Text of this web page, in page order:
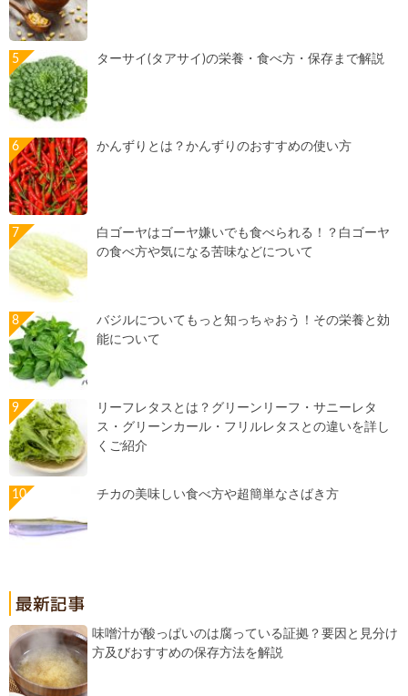
ターサイ(タアサイ)の栄養・食べ方・保存まで解説
かんずりとは？かんずりのおすすめの使い方
白ゴーヤはゴーヤ嫌いでも食べられる！？白ゴーヤ
の食べ方や気になる苦味などについて
バジルについてもっと知っちゃおう！その栄養と効
能について
リーフレタスとは？グリーンリーフ・サニーレタ
ス・グリーンカール・フリルレタスとの違いを詳し
くご紹介
チカの美味しい食べ方や超簡単なさばき方
味噌汁が酸っぱいのは腐っている証拠？要因と見分け
方及びおすすめの保存方法を解説